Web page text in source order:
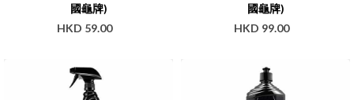
國龜牌)
HKD 59.00
國龜牌)
HKD 99.00